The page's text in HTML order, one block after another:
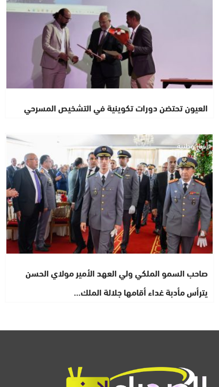
العيون تحتضن دورات تكوينية في التشخيص المسرحي
أخبار وطنية
صاحب السمو الملكي ولي العهد الأمير مولاي الحسن
يترأس مأدبة غداء أقامها جلالة الملك…